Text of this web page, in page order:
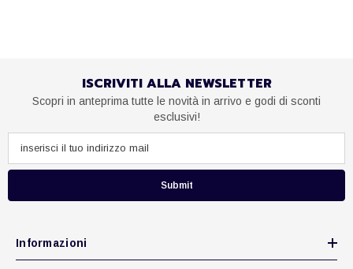
ISCRIVITI ALLA NEWSLETTER
Scopri in anteprima tutte le novità in arrivo e godi di sconti
esclusivi!
Submit
Informazioni